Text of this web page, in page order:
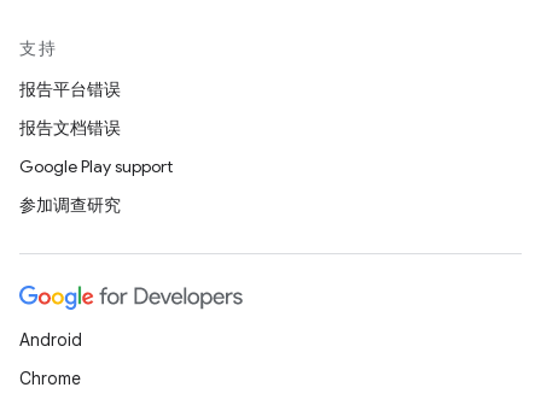
支持
报告平台错误
报告文档错误
Google Play support
参加调查研究
Android
Chrome